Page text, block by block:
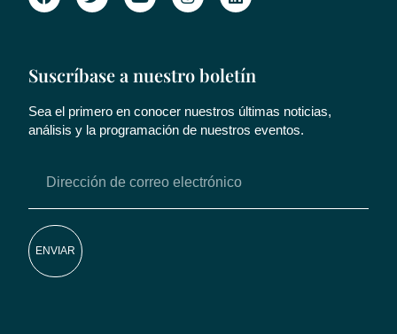
Suscríbase a nuestro boletín
Sea el primero en conocer nuestros últimas noticias,
análisis y la programación de nuestros eventos.
ENVIAR